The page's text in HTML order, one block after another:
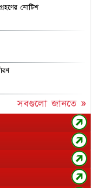
নোটিশ
সবগুলো জানতে »